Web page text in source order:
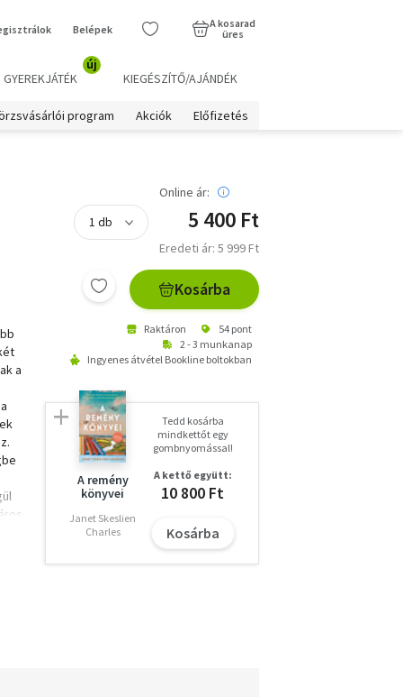
Belépek
A kosarad
üres
GYEREKJÁTÉK
új
KIEGÉSZÍTŐ/AJÁNDÉK
program Akciók Előfizetés
a
Online ár:
5 400 Ft
Eredeti ár: 5 999 Ft
Kosárba
Raktáron
54 pont
2 - 3 munkanap
Ingyenes átvétel Bookline boltokban
A remény
könyvei
Janet Skeslien
Charles
Tedd kosárba
mindkettőt egy
gombnyomással!
A kettő együtt:
10 800 Ft
Kosárba